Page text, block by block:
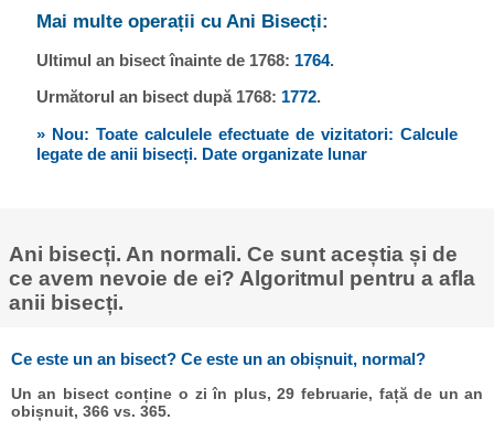
Mai multe operații cu Ani Bisecți:
Ultimul an bisect înainte de 1768: 1764.
Următorul an bisect după 1768: 1772.
» Nou: Toate calculele efectuate de vizitatori: Calcule
legate de anii bisecți. Date organizate lunar
Ani bisecți. An normali. Ce sunt aceștia și de
ce avem nevoie de ei? Algoritmul pentru a afla
anii bisecți.
Ce este un an bisect? Ce este un an obișnuit, normal?
Un an bisect conține o zi în plus, 29 februarie, față de un an
obișnuit, 366 vs. 365.